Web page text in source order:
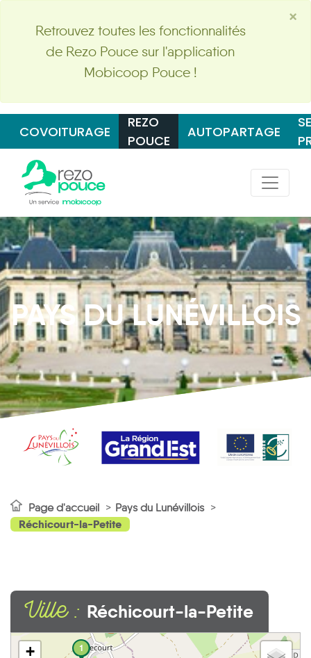
Retrouvez toutes les fonctionnalités
de Rezo Pouce sur l'application
Mobicoop Pouce !
×
COVOITURAGE
REZO
POUCE
AUTOPARTAGE
PAYS DU LUNÉVILLOIS
Page d'accueil Pays du Lunévillois
Réchicourt-la-Petite
Ville : Réchicourt-la-Petite
1
+